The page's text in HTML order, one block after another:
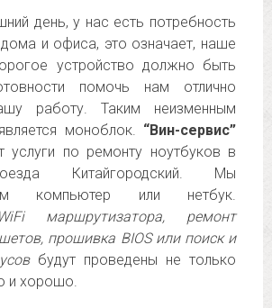
день, у нас есть потребность
и офиса, это означает, наше
устройство должно быть
помочь нам отлично
работу. Таким неизменным
моноблок. “Вин-сервис”
услуги по ремонту ноутбуков в
Китайгородский. Мы
компьютер или нетбук.
маршрутизатора, ремонт
прошивка BIOS или поиск и
будут проведены не только
и хорошо.